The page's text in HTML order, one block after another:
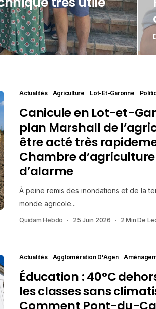
Actualités Agriculture Lot-Et-Garonne
Canicule en Lot-et-
plan Marshall de
être acté très
Chambre
d’alarme
À peine remis des inondations et de la
monde agricole...
Quidam Hebdo 25 Juin 2026 2 Min De
Actualités Agglomération D'Agen
Éducation : 40°C
les classes sans